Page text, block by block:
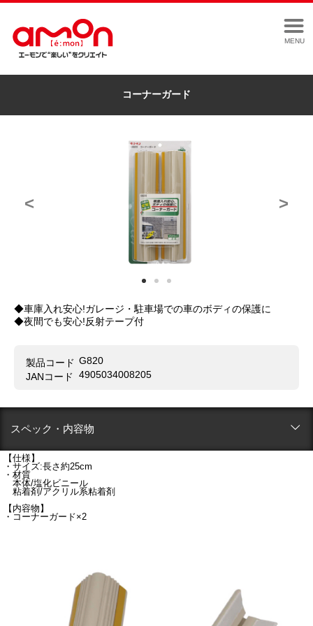
MENU
コーナーガード
< >
◆車庫入れ安心!ガレージ・駐車場での車のボディの保護に
◆夜間でも安心!反射テープ付
製品コード G820
JANコード
4905034008205
スペック・内容物
【仕様】
・サイズ:長さ約25cm
・材質
本体/塩化ビニール
粘着剤/アクリル系粘着剤
【内容物】
・コーナーガード×2